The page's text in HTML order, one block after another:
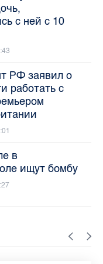
с ней с 10
РФ заявил о
работать с
в
ищут бомбу